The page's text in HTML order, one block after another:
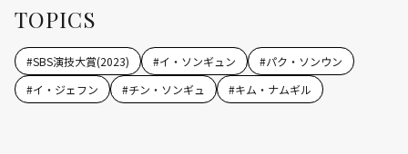
TOPICS
#SBS演技大賞(2023) #イ・ソンギュン #パク・ソンウン
#イ・ジェフン #チン・ソンギュ #キム・ナムギル